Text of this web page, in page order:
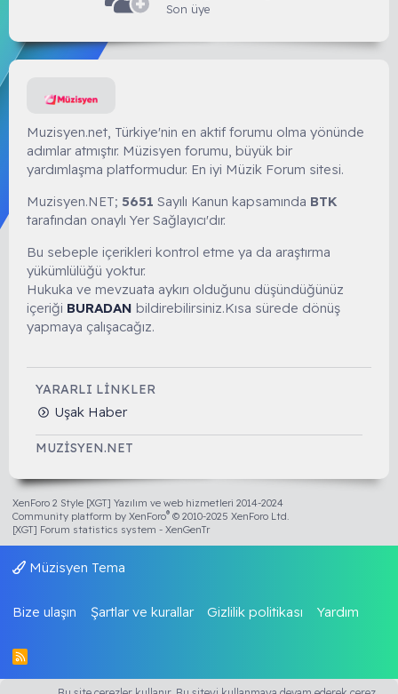
Son üye
Muzisyen.net, Türkiye'nin en aktif forumu olma yönünde
adımlar atmıştır. Müzisyen forumu, büyük bir
yardımlaşma platformudur. En iyi Müzik Forum sitesi.
Muzisyen.NET; 5651 Sayılı Kanun kapsamında BTK
tarafından onaylı Yer Sağlayıcı'dır.
Bu sebeple içerikleri kontrol etme ya da araştırma
yükümlülüğü yoktur.
Hukuka ve mevzuata aykırı olduğunu düşündüğünüz
içeriği BURADAN bildirebilirsiniz.Kısa sürede dönüş
yapmaya çalışacağız.
YARARLI LINKLER
Uşak Haber
MUZISYEN.NET
XenForo 2 Style [XGT] Yazılım ve web hizmetleri 2014-2024
Community platform by XenForo® © 2010-2025 XenForo Ltd.
[XGT] Forum statistics system - XenGenTr
Müzisyen Tema
Bize ulaşın Şartlar ve kurallar Gizlilik politikası Yardım
R